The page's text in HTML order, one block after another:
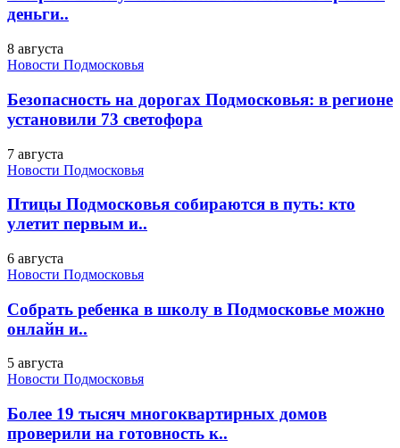
деньги..
8 августа
Новости Подмосковья
Безопасность на дорогах Подмосковья: в регионе
установили 73 светофора
7 августа
Новости Подмосковья
Птицы Подмосковья собираются в путь: кто
улетит первым и..
6 августа
Новости Подмосковья
Собрать ребенка в школу в Подмосковье можно
онлайн и..
5 августа
Новости Подмосковья
Более 19 тысяч многоквартирных домов
проверили на готовность к..